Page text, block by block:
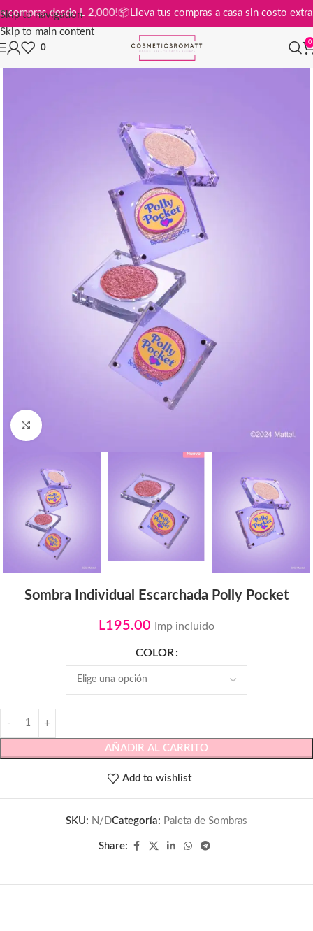
Skip to navigation
Skip to main content
en compras desde L 2,000!📦Lleva tus compras a casa sin costo
0
0
Click to enlarge
Sombra Individual Escarchada Polly Pocket
L195.00 Imp incluido
COLOR
AÑADIR AL CARRITO
Add to wishlist
SKU: N/DCategoría: Paleta de Sombras
Share: